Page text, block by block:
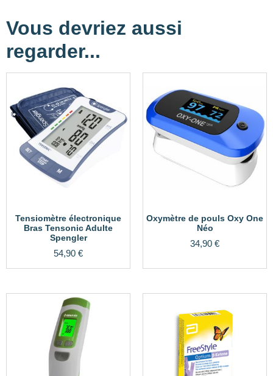
Vous devriez aussi
regarder...
Tensiomètre électronique
Bras Tensonic Adulte
Spengler
54,90 €
Oxymètre de pouls Oxy One
Néo
34,90 €